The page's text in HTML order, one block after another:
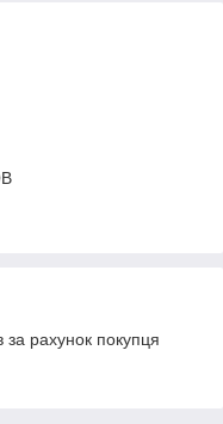
рахунок покупця